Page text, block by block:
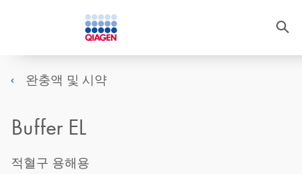
완충액 및 시약
Buffer EL
적혈구 용해용